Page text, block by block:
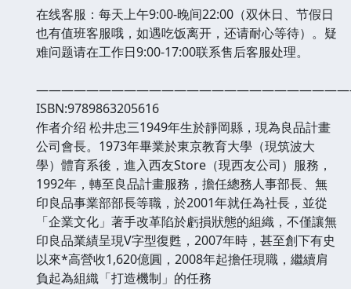
在线客服：每天上午9:00-晚间22:00（双休日、节假日
也有值班客服哦，如遇吃饭离开，还请耐心等待）。疑
难问题请在工作日9:00-17:00联系售后客服处理。
ISBN:9789863205616
作者介绍 松井忠三1949年生於靜岡縣，現為良品計畫
公司會長。1973年畢業於東京教育大學（現筑波大
學）體育系後，進入西友Store（現西友公司）服務，
1992年，轉至良品計畫服務，擔任總務人事部長、無
印良品事業部部長等職，於2001年就任為社長，並從
「企業文化」著手改革陷於虧損狀態的組織，不僅讓無
印良品業績呈現V字型復甦，2007年時，甚至創下有史
以來*高營收1,620億圓，2008年起擔任現職，繼續肩
負起為組織「打造機制」的任務